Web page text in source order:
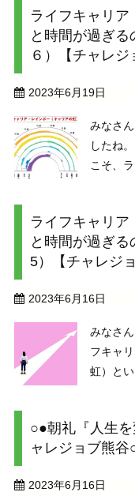
練にて
りがと
ライフキャリア
と時間が過ぎる
６）【チャレジ
2023年6月19日
みなさ
したね
こそ、
は、ド
ャリア
ライフキャリア
と時間が過ぎる
5）【チャレジ
2023年6月16日
みなさ
フキャ
虹）と
もとも
は、ライ
○●朝礼『人生
ャレジョブ熊谷
2023年6月16日